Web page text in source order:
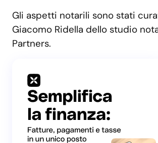
Gli aspetti notarili sono stati
Giacomo Ridella dello studio
Partners.